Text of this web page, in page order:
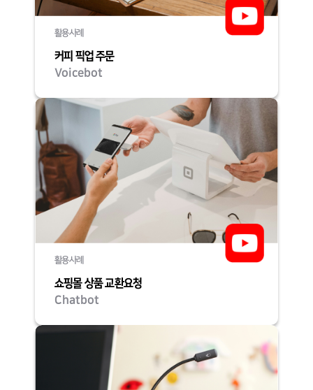
활용사례
커피 픽업 주문
Voicebot
활용사례
쇼핑몰 상품 교환요청
Chatbot